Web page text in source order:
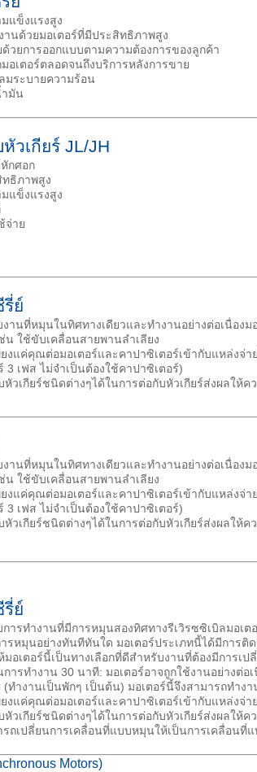
แข็งแรงสูง
านด้วยมอเตอร์ที่มีประสิทธิภาพสูง
ด้วยการออกแบบตามความต้องการของลูกค้า
อเตอร์ตลอดจนถึงบริการหลังการขาย
มระบายความร้อน
มัน
วเกียร์ JL/JH
กศอก
ทธิภาพสูง
แข็งแรงสูง
จ่าย
ย์
งานที่หมุนในทิศทางเดียวและทำงานอย่างต่อเนื่อง
น ใช้ขับเคลื่อนสายพานลำเลียง
ยงแค่คุณต่อมอเตอร์และคาปาซิเตอร์เข้ากับแหล่งจ่
3 เฟส ไม่จำเป็นต้องใช้คาปาซิเตอร์)
หัวเกียร์ชนิดต่างๆได้ในการต่อกับหัวเกียร์ส่งผลให้
งานที่หมุนในทิศทางเดียวและทำงานอย่างต่อเนื่อง
น ใช้ขับเคลื่อนสายพานลำเลียง
ยงแค่คุณต่อมอเตอร์และคาปาซิเตอร์เข้ากับแหล่งจ่
3 เฟส ไม่จำเป็นต้องใช้คาปาซิเตอร์)
หัวเกียร์ชนิดต่างๆได้ในการต่อกับหัวเกียร์ส่งผลให้
ย์
การทำงานที่มีการหมุนสองทิศทางรีเวิรซซิเบิลมอเ
รหมุนอย่างทันทีทันใด มอเตอร์ประเภทนี้ได้มีการติ
มอเตอร์นี้เป็นทางเลือกที่ดีสำหรับงานที่ต้องมีการเ
การทำงาน 30 นาที: มอเตอร์อาจถูกใช้งานอย่างต่
(ทำงานเป็นพักๆ เป็นต้น) มอเตอร์นี้จึงสามารถทำง
ยงแค่คุณต่อมอเตอร์และคาปาซิเตอร์เข้ากับแหล่งจ่
หัวเกียร์ชนิดต่างๆได้ในการต่อกับหัวเกียร์ส่งผลให้
รถเปลี่ยนการเคลื่อนที่แบบหมุนให้เป็นการเคลื่อนที่แ
Motors)